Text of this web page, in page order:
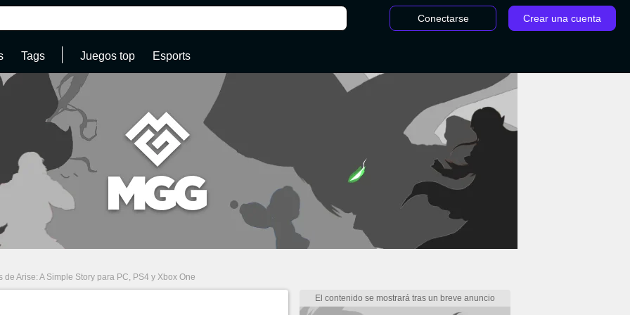
Conectarse Crear una cuenta
Tags Juegos top Esports
de Arise: A Simple Story para PC, PS4 y Xbox One